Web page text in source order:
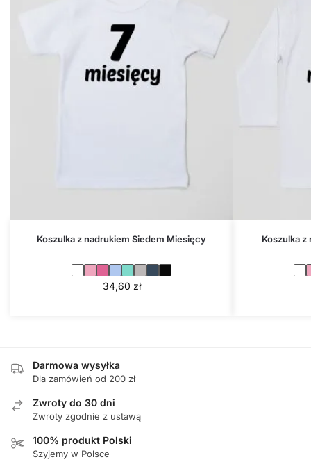
Koszulka z nadrukiem Siedem Miesięcy
34,60 zł
Koszulka
Darmowa wysyłka
Dla zamówień od 200 zł
Zwroty do 30 dni
Zwroty zgodnie z ustawą
100% produkt Polski
Szyjemy w Polsce